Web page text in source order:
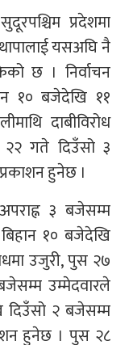
प्रदेशमा
यसअघि नै
छ । निर्वाचन
१० बजेदेखि ११
दाबीविरोध
२२ गते दिउँसो ३
हुनेछ ।
३ बजेसम्म
१० बजेदेखि
उजुरी, पुस २७
उम्मेदवारले
दिउँसो २ बजेसम्म
हुनेछ । पुस २८